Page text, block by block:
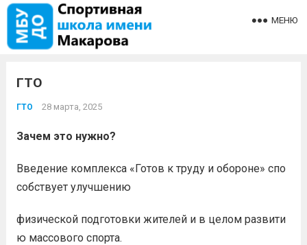
МЕНЮ
ГТО
ГТО 28 марта, 2025
Зачем это нужно?
Введение комплекса «Готов к труду и обороне» спо
собствует улучшению
физической подготовки жителей и в целом развити
ю массового спорта.